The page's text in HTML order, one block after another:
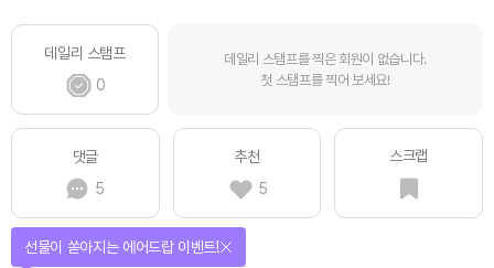
데일리 스탬프
0
데일리 스탬프를 찍은 회원이 없습니다.
첫 스탬프를 찍어 보세요!
댓글
5
추천
5
스크랩
퀴즈풀고 선물 받자!